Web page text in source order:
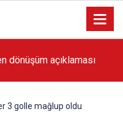
dönüşüm açıklaması
proje gerçekleştirilecek'
3 golle mağlup oldu